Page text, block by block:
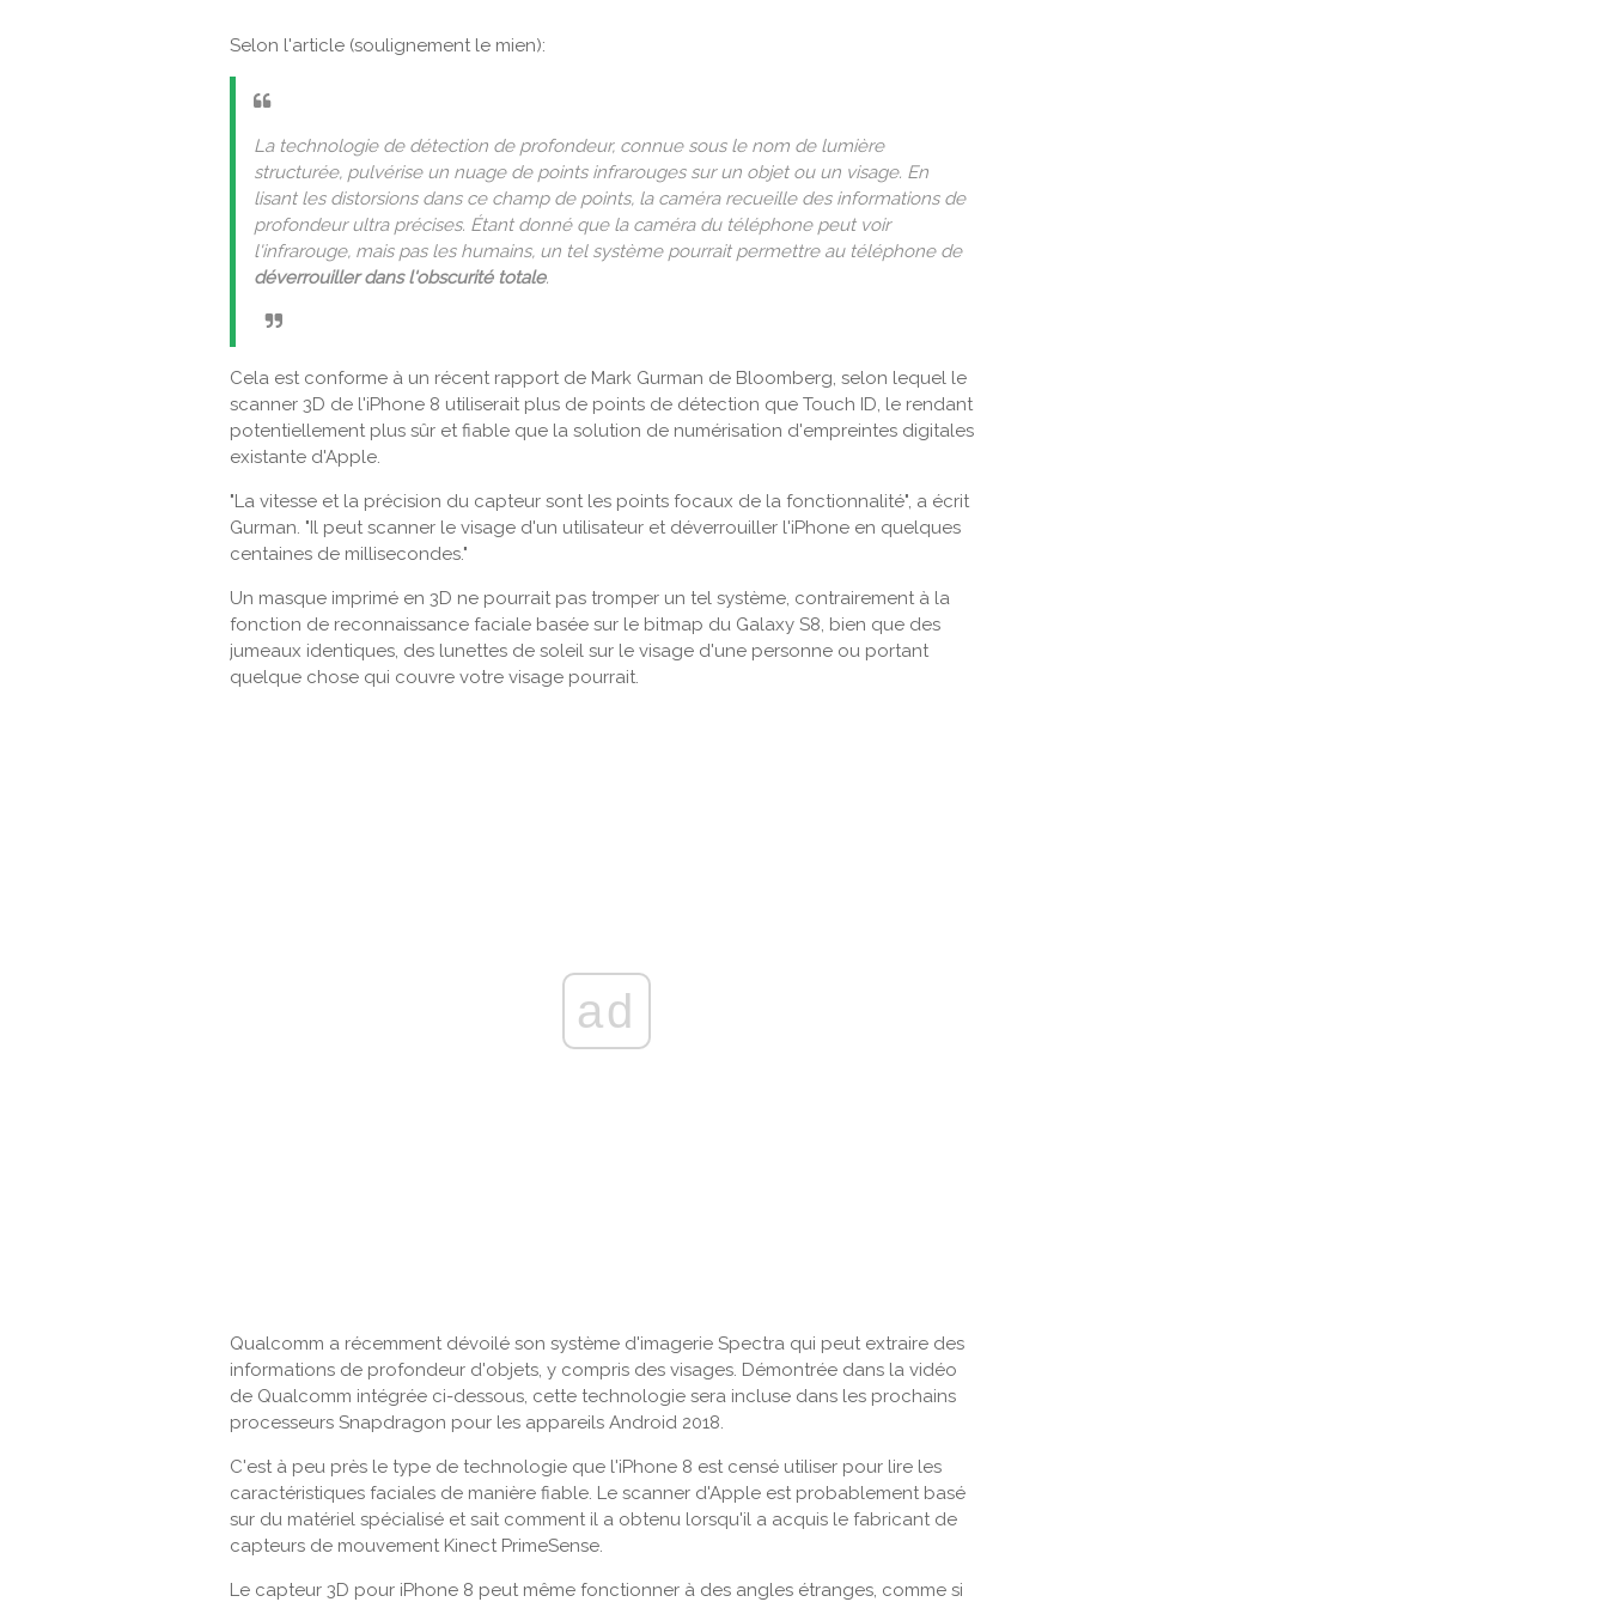
Selon l'article (soulignement le mien):
La technologie de détection de profondeur, connue sous le nom de lumière
structurée, pulvérise un nuage de points infrarouges sur un objet ou un visage. En
lisant les distorsions dans ce champ de points, la caméra recueille des informations de
profondeur ultra précises. Étant donné que la caméra du téléphone peut voir
l'infrarouge, mais pas les humains, un tel système pourrait permettre au téléphone de
déverrouiller dans l'obscurité totale.
Cela est conforme à un récent rapport de Mark Gurman de Bloomberg, selon lequel le
scanner 3D de l'iPhone 8 utiliserait plus de points de détection que Touch ID, le rendant
potentiellement plus sûr et fiable que la solution de numérisation d'empreintes digitales
existante d'Apple.
"La vitesse et la précision du capteur sont les points focaux de la fonctionnalité", a écrit
Gurman. "Il peut scanner le visage d'un utilisateur et déverrouiller l'iPhone en quelques
centaines de millisecondes."
Un masque imprimé en 3D ne pourrait pas tromper un tel système, contrairement à la
fonction de reconnaissance faciale basée sur le bitmap du Galaxy S8, bien que des
jumeaux identiques, des lunettes de soleil sur le visage d'une personne ou portant
quelque chose qui couvre votre visage pourrait.
ad
Qualcomm a récemment dévoilé son système d'imagerie Spectra qui peut extraire des
informations de profondeur d'objets, y compris des visages. Démontrée dans la vidéo
de Qualcomm intégrée ci-dessous, cette technologie sera incluse dans les prochains
processeurs Snapdragon pour les appareils Android 2018.
C'est à peu près le type de technologie que l'iPhone 8 est censé utiliser pour lire les
caractéristiques faciales de manière fiable. Le scanner d'Apple est probablement basé
sur du matériel spécialisé et sait comment il a obtenu lorsqu'il a acquis le fabricant de
capteurs de mouvement Kinect PrimeSense.
Le capteur 3D pour iPhone 8 peut même fonctionner à des angles étranges, comme si